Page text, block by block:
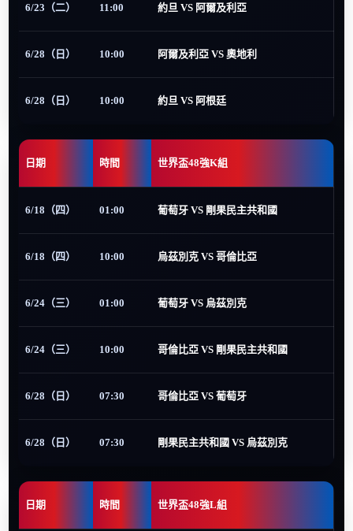
6/23（二） 11:00 約旦 VS 阿爾及利亞
6/28（日） 10:00 阿爾及利亞 VS 奧地利
6/28（日） 10:00 約旦 VS 阿根廷
日期 時間 世界盃48強K組
6/18（四） 01:00 葡萄牙 VS 剛果民主共和國
6/18（四） 10:00 烏茲別克 VS 哥倫比亞
6/24（三） 01:00 葡萄牙 VS 烏茲別克
6/24（三） 10:00 哥倫比亞 VS 剛果民主共和國
6/28（日） 07:30 哥倫比亞 VS 葡萄牙
6/28（日） 07:30 剛果民主共和國 VS 烏茲別克
日期 時間 世界盃48強L組